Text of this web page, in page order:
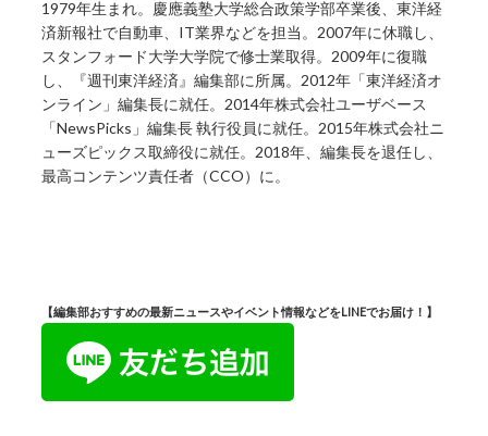
1979年生まれ。慶應義塾大学総合政策学部卒業後、東洋経
済新報社で自動車、IT業界などを担当。2007年に休職し、
スタンフォード大学大学院で修士業取得。2009年に復職
し、『週刊東洋経済』編集部に所属。2012年「東洋経済オ
ンライン」編集長に就任。2014年株式会社ユーザベース
「NewsPicks」編集長 執行役員に就任。2015年株式会社ニ
ューズピックス取締役に就任。2018年、編集長を退任し、
最高コンテンツ責任者（CCO）に。
【編集部おすすめの最新ニュースやイベント情報などをLINEでお届け！】